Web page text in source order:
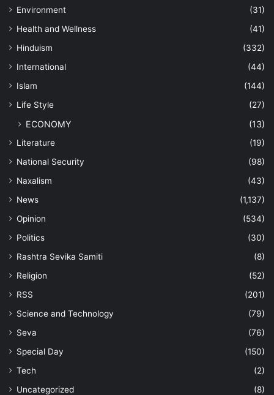
Environment
(31)
Health and Wellness
(41)
Hinduism
(332)
International
(44)
Islam
(144)
Life Style
(27)
ECONOMY (13)
Literature
(19)
National Security
(98)
Naxalism
(43)
News
(1,137)
Opinion
(534)
Politics
(30)
Rashtra Sevika Samiti
(8)
Religion
(52)
RSS
(201)
Science and Technology
(79)
Seva
(76)
Special Day
(150)
Tech
(2)
Uncategorized
(8)